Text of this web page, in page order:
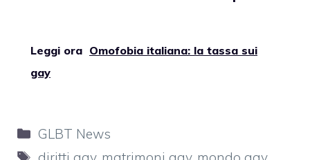
Leggi ora Omofobia italiana: la tassa sui
gay
Categorie
GLBT News
Tag